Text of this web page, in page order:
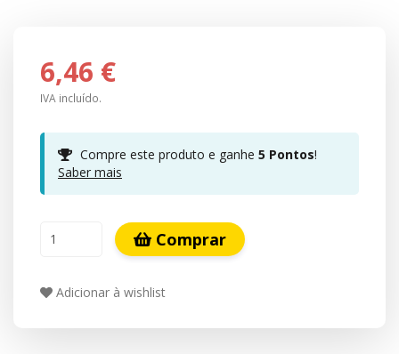
6,46 €
IVA incluído.
Compre este produto e ganhe 5 Pontos!
Saber mais
Comprar
Adicionar à wishlist